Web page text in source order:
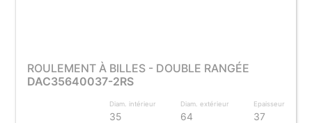
ROULEMENT À BILLES - DOUBLE RANGÉE
DAC35640037-2RS
Diam. intérieur
35
Diam. extérieur
64
Epaisseur
37